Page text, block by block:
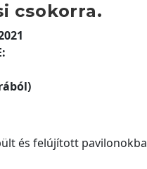
csokorra.
és felújított